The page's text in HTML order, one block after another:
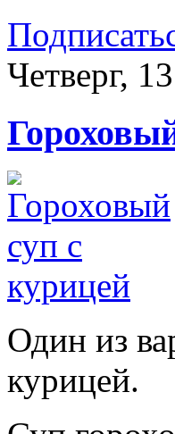
Четверг,
Один из
курицей.